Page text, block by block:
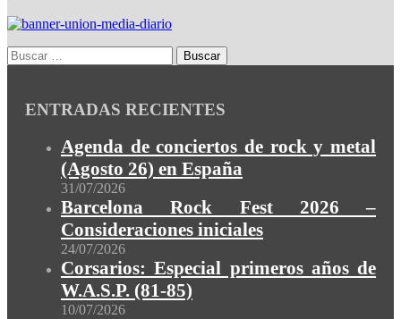
ENTRADAS RECIENTES
Agenda de conciertos de rock y metal
(Agosto 26) en España
31/07/2026
Barcelona Rock Fest 2026 –
Consideraciones iniciales
24/07/2026
Corsarios: Especial primeros años de
W.A.S.P. (81-85)
10/07/2026